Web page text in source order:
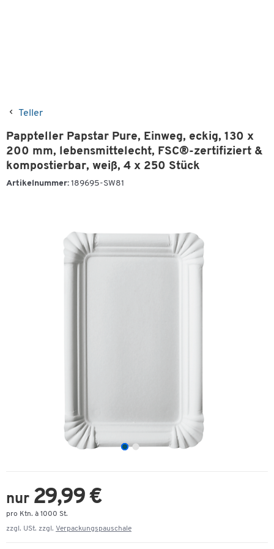
Teller
Pappteller Papstar Pure, Einweg, eckig, 130 x
200 mm, lebensmittelecht, FSC®-zertifiziert &
kompostierbar, weiß, 4 x 250 Stück
Artikelnummer: 189695-SW81
nur 29,99 €
pro Ktn. à 1000 St.
zzgl. USt. zzgl. Verpackungspauschale